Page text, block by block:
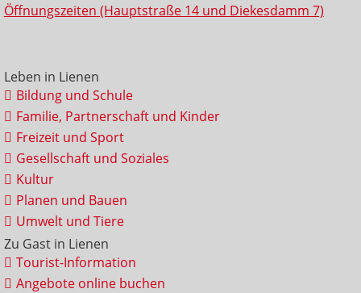
Öffnungszeiten (Hauptstraße 14 und Diekesdamm 7)
Leben in Lienen
Bildung und Schule
Familie, Partnerschaft und Kinder
Freizeit und Sport
Gesellschaft und Soziales
Kultur
Planen und Bauen
Umwelt und Tiere
Zu Gast in Lienen
Tourist-Information
Angebote online buchen